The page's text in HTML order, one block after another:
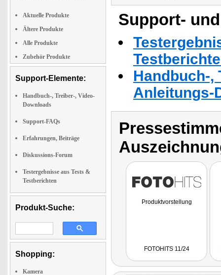
Aktuelle Produkte
Ältere Produkte
Alle Produkte
Zubehör Produkte
Support-Elemente:
Handbuch-, Treiber-, Video-
Downloads
Support-FAQs
Erfahrungen, Beiträge
Diskussions-Forum
Testergebnisse aus Tests &
Testberichten
Produkt-Suche:
Shopping:
Kamera
Support-
Handbuch-,
Anleitungs-
Produktvorstellung
FOTOHITS 11/24